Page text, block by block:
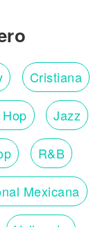
Cristiana
Jazz
R&B
Mexicana